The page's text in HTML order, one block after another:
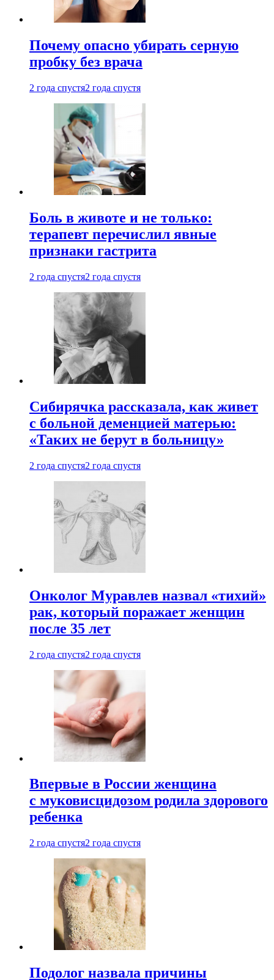
Почему опасно убирать серную
пробку без врача
2 года спустя2 года спустя
Боль в животе и не только:
терапевт перечислил явные
признаки гастрита
2 года спустя2 года спустя
Сибирячка рассказала, как живет
с больной деменцией матерью:
«Таких не берут в больницу»
2 года спустя2 года спустя
Онколог Муравлев назвал «тихий»
рак, который поражает женщин
после 35 лет
2 года спустя2 года спустя
Впервые в России женщина
с муковисцидозом родила здорового
ребенка
2 года спустя2 года спустя
Подолог назвала причины